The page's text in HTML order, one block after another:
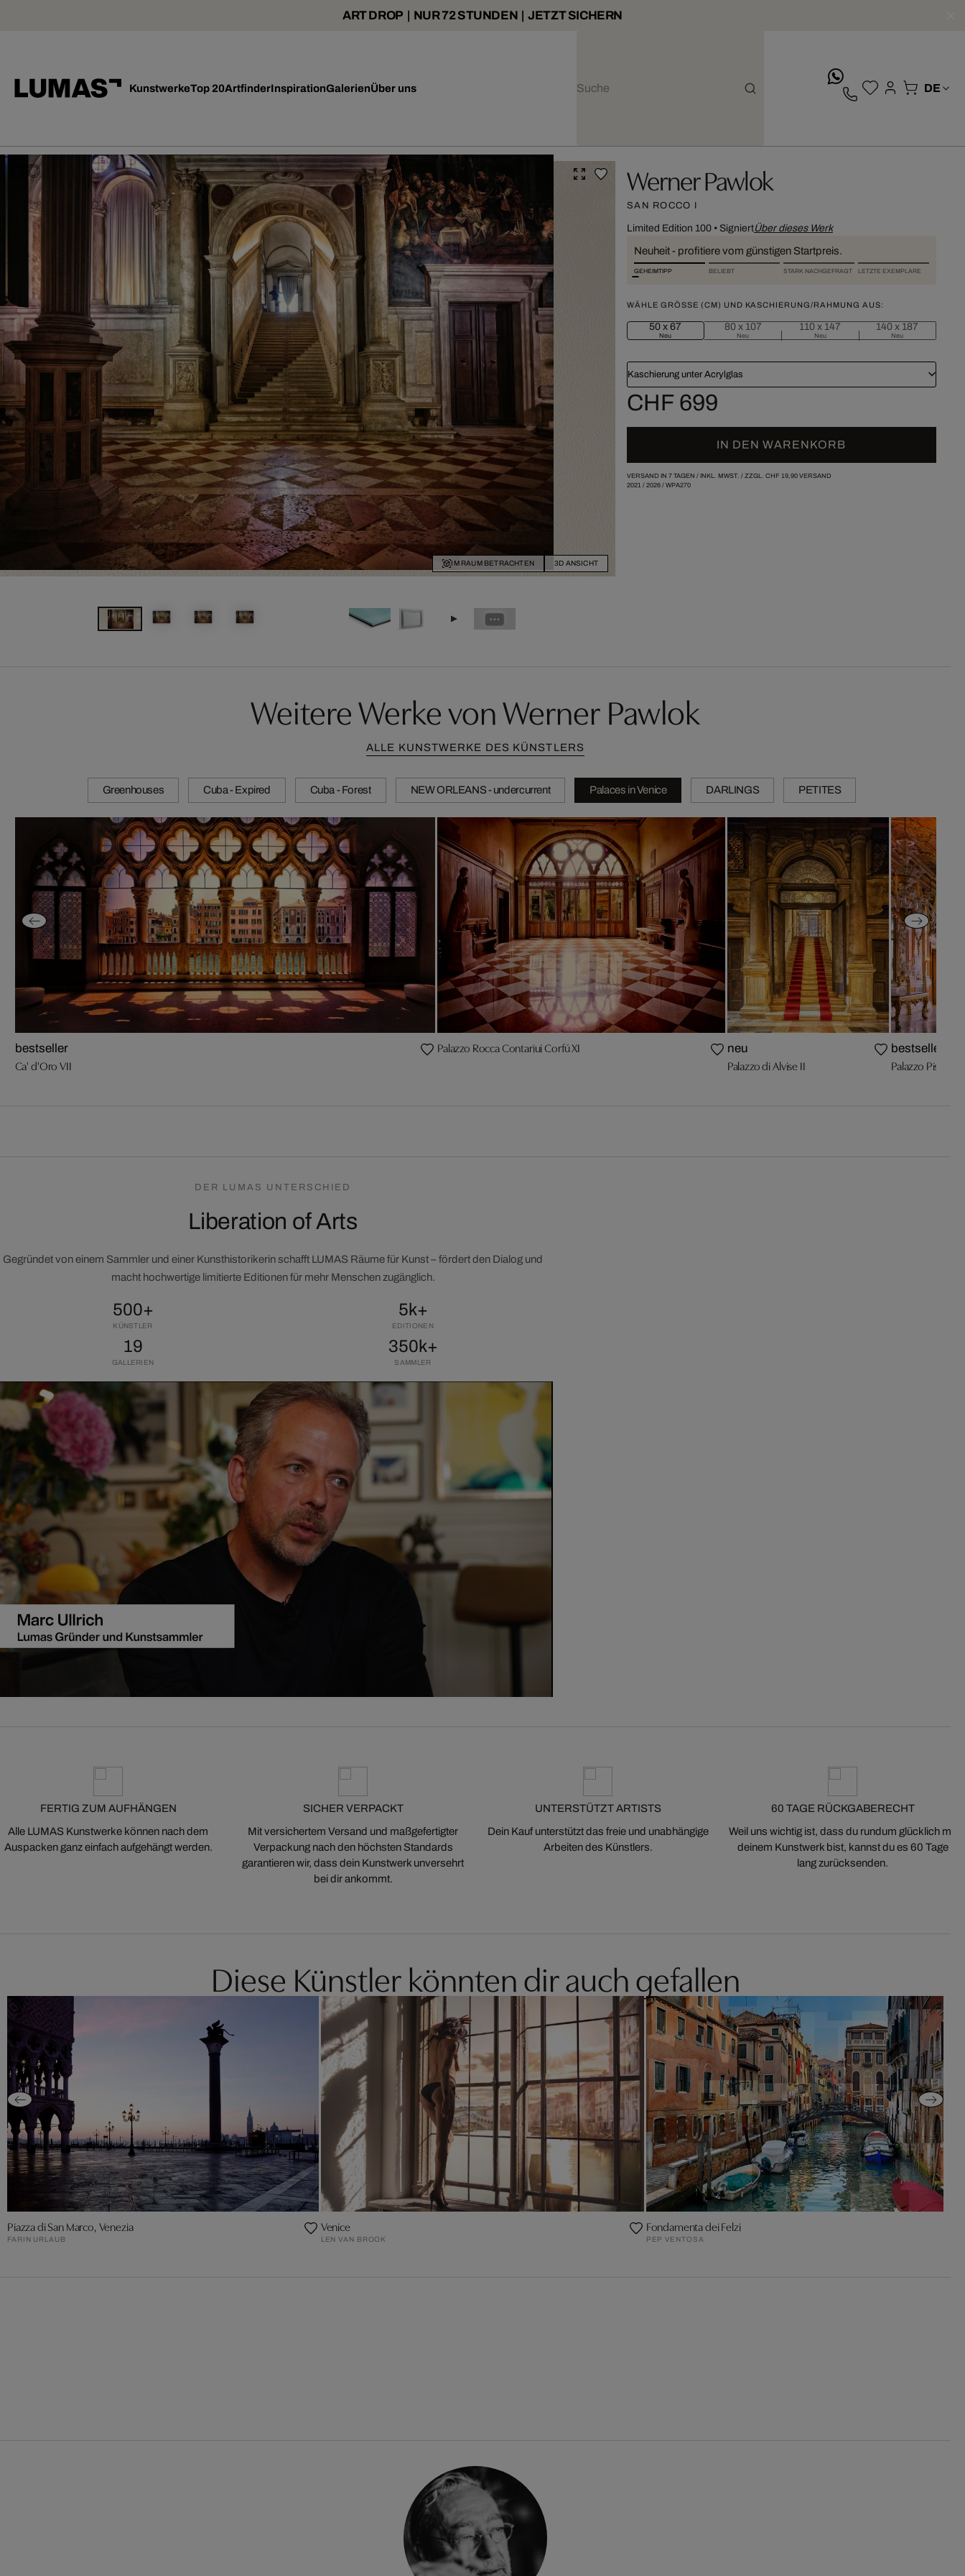
ART DROP | NUR 72 STUNDEN | JETZT SICHERN
KunstwerkeTop 20ArtfinderInspirationGalerienÜber uns
IM RAUM BETRACHTEN 3D ANSICHT
Werner Pawlok
SAN ROCCO I
Limited Edition 100• SigniertÜber dieses Werk
Neuheit - profitiere vom günstigen Startpreis.
GEHEIMTIPP BELIEBT STARK NACHGEFRAGT LETZTE EXEMPLARE
WÄHLE GRÖSSE (CM) UND KASCHIERUNG/RAHMUNG AUS:
50 x 67
Neu
80 x 107
Neu
110 x 147
Neu
140 x 187
Neu
Kaschierung unter Acrylglas
CHF 699
IN DEN WARENKORB
VERSAND IN 7 TAGEN / INKL. MWST. / ZZGL. CHF 19,90VERSAND
2021 / 2026/ WPA270
Weitere Werke von Werner Pawlok
ALLE KUNSTWERKE DES KÜNSTLERS
Greenhouses Cuba - Expired Cuba - Forest NEW ORLEANS - undercurrent Palaces in Venice DARLINGS PETITES
bestseller
Ca' d'Oro VII
Palazzo Rocca Contariui Corfú XI neu
Palazzo di Alvise II
bestseller
Palazzo Pisano
DER LUMAS UNTERSCHIED
Liberation of Arts
Gegründet von einem Sammler und einer Kunsthistorikerin schafft LUMAS Räume für Kunst – fördert den Dialog und
macht hochwertige limitierte Editionen für mehr Menschen zugänglich.
500+
KÜNSTLER
5k+
EDITIONEN
19
GALLERIEN
350k+
SAMMLER
FERTIG ZUM AUFHÄNGEN
Alle LUMAS Kunstwerke können nach dem
Auspacken ganz einfach aufgehängt werden.
SICHER VERPACKT
Mit versichertem Versand und maßgefertigter
Verpackung nach den höchsten Standards
garantieren wir, dass dein Kunstwerk unversehrt
bei dir ankommt.
UNTERSTÜTZT ARTISTS
Dein Kauf unterstützt das freie und unabhängige
Arbeiten des Künstlers.
60 TAGE RÜCKGABERECHT
Weil uns wichtig ist, dass du rundum glücklich mit
deinem Kunstwerk bist, kannst du es 60 Tage
lang zurücksenden.
Diese Künstler könnten dir auch gefallen
Piazza di San Marco, Venezia
FARIN URLAUB
Venice
LEN VAN BROOK
Fondamenta dei Felzi
PEP VENTOSA